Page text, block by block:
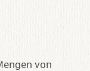
von